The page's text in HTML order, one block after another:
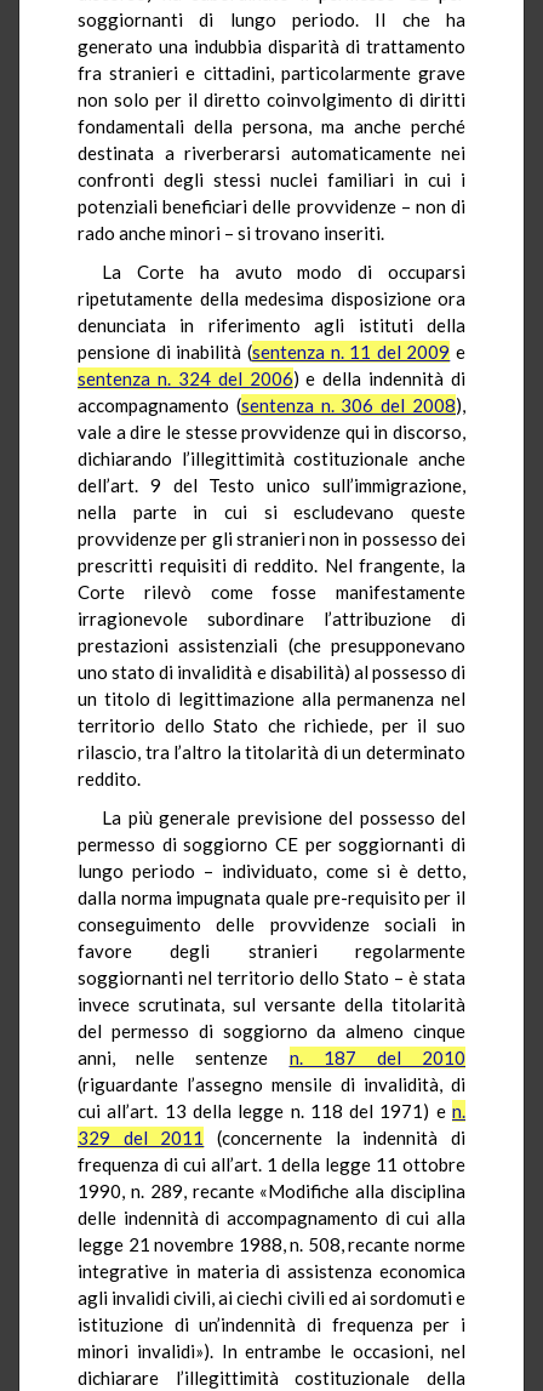
soggiornanti di lungo periodo. Il che ha
generato una indubbia disparità di trattamento
fra stranieri e cittadini, particolarmente grave
non solo per il diretto coinvolgimento di diritti
fondamentali della persona, ma anche perché
destinata a riverberarsi automaticamente nei
confronti degli stessi nuclei familiari in cui i
potenziali beneficiari delle provvidenze – non di
rado anche minori – si trovano inseriti.
La Corte ha avuto modo di occuparsi
ripetutamente della medesima disposizione ora
denunciata in riferimento agli istituti della
pensione di inabilità (sentenza n. 11 del 2009 e
sentenza n. 324 del 2006) e della indennità di
accompagnamento (sentenza n. 306 del 2008),
vale a dire le stesse provvidenze qui in discorso,
dichiarando l’illegittimità costituzionale anche
dell’art. 9 del Testo unico sull’immigrazione,
nella parte in cui si escludevano queste
provvidenze per gli stranieri non in possesso dei
prescritti requisiti di reddito. Nel frangente, la
Corte rilevò come fosse manifestamente
irragionevole subordinare l’attribuzione di
prestazioni assistenziali (che presupponevano
uno stato di invalidità e disabilità) al possesso di
un titolo di legittimazione alla permanenza nel
territorio dello Stato che richiede, per il suo
rilascio, tra l’altro la titolarità di un determinato
reddito.
La più generale previsione del possesso del
permesso di soggiorno CE per soggiornanti di
lungo periodo – individuato, come si è detto,
dalla norma impugnata quale pre-requisito per il
conseguimento delle provvidenze sociali in
favore degli stranieri regolarmente
soggiornanti nel territorio dello Stato – è stata
invece scrutinata, sul versante della titolarità
del permesso di soggiorno da almeno cinque
anni, nelle sentenze n. 187 del 2010
(riguardante l’assegno mensile di invalidità, di
cui all’art. 13 della legge n. 118 del 1971) e n.
329 del 2011
(concernente la indennità di
frequenza di cui all’art. 1 della legge 11 ottobre
1990, n. 289, recante «Modifiche alla disciplina
delle indennità di accompagnamento di cui alla
legge 21 novembre 1988, n. 508, recante norme
integrative in materia di assistenza economica
agli invalidi civili, ai ciechi civili ed ai sordomuti e
istituzione di un’indennità di frequenza per i
minori invalidi»). In entrambe le occasioni, nel
dichiarare l’illegittimità costituzionale della